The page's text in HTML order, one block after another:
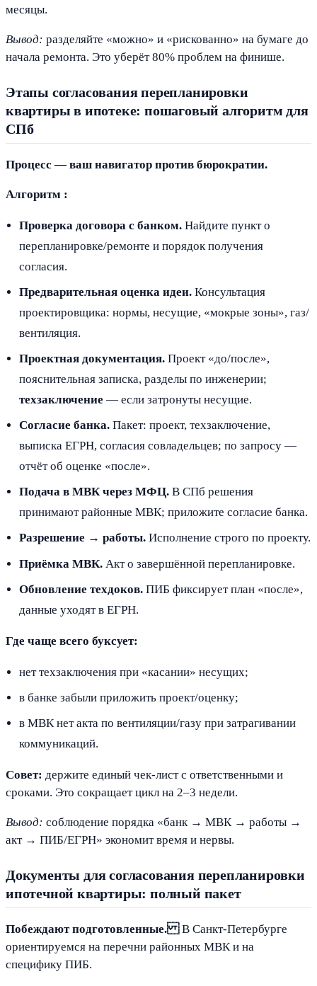
месяцы.
Вывод: разделяйте «можно» и «рискованно» на бумаге до
начала ремонта. Это уберёт 80% проблем на финише.
Этапы согласования перепланировки
квартиры в ипотеке: пошаговый алгоритм для
СПб
Процесс — ваш навигатор против бюрократии.
Алгоритм :
Проверка договора с банком. Найдите пункт о
перепланировке/ремонте и порядок получения
согласия.
Предварительная оценка идеи. Консультация
проектировщика: нормы, несущие, «мокрые зоны», газ/
вентиляция.
Проектная документация. Проект «до/после»,
пояснительная записка, разделы по инженерии;
техзаключение — если затронуты несущие.
Согласие банка. Пакет: проект, техзаключение,
выписка ЕГРН, согласия совладельцев; по запросу —
отчёт об оценке «после».
Подача в МВК через МФЦ. В СПб решения
принимают районные МВК; приложите согласие банка.
Разрешение → работы. Исполнение строго по проекту.
Приёмка МВК. Акт о завершённой перепланировке.
Обновление техдоков. ПИБ фиксирует план «после»,
данные уходят в ЕГРН.
Где чаще всего буксует:
нет техзаключения при «касании» несущих;
в банке забыли приложить проект/оценку;
в МВК нет акта по вентиляции/газу при затрагивании
коммуникаций.
Совет: держите единый чек-лист с ответственными и
сроками. Это сокращает цикл на 2–3 недели.
Вывод: соблюдение порядка «банк → МВК → работы →
акт → ПИБ/ЕГРН» экономит время и нервы.
Документы для согласования перепланировки
ипотечной квартиры: полный пакет
Побеждают подготовленные.В Санкт-Петербурге
ориентируемся на перечни районных МВК и на
специфику ПИБ.